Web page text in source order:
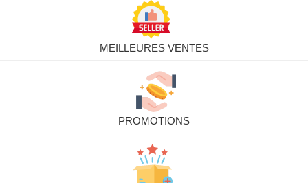
MEILLEURES VENTES
PROMOTIONS